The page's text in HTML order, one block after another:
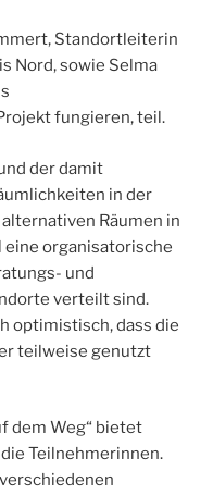
Standortleiterin
Nord, sowie Selma
fungieren, teil.
der damit
in der
Räumen in
organisatorische
und
verteilt sind.
optimistisch, dass die
teilweise genutzt
dem Weg“ bietet
Teilnehmerinnen.